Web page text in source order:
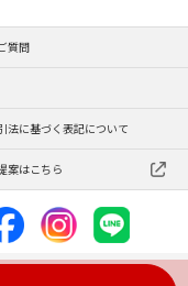
質問
法に基づく表記について
案はこちら